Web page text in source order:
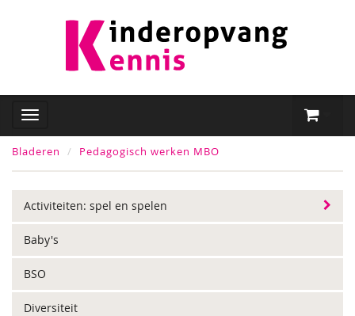
Bladeren Pedagogisch werken MBO
Activiteiten: spel en spelen
Baby's
BSO
Diversiteit